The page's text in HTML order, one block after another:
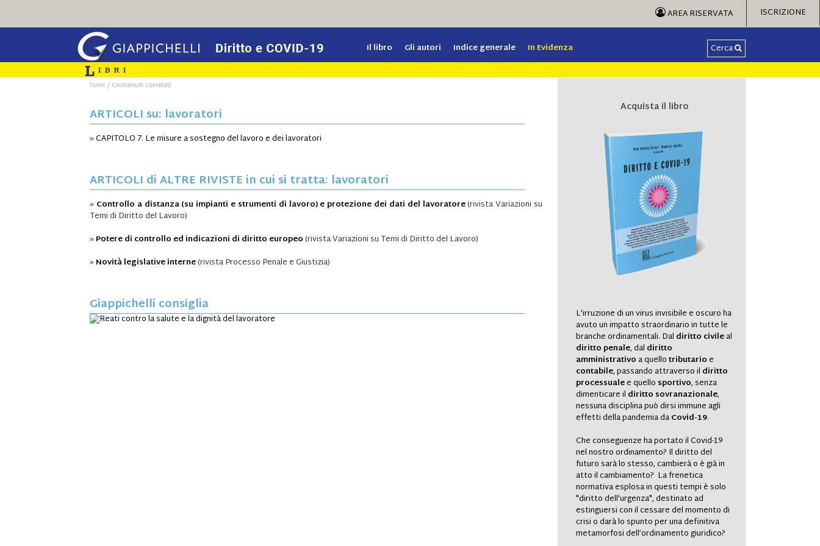
AREA RISERVATA ISCRIZIONE
Cerca
Il libro Gli autori Indice generale In Evidenza
Acquista il libro
L’irruzione di un virus invisibile e oscuro ha
avuto un impatto straordinario in tutte le
branche ordinamentali. Dal diritto civileal
diritto penale, dal diritto
amministrativoa quellotributarioe
contabile, passando attraverso il diritto
processualee quello sportivo, senza
dimenticare il diritto sovranazionale,
nessuna disciplina può dirsiimmuneagli
effetti della pandemia daCovid-19.
Che conseguenze ha portato il Covid-19
nel nostro ordinamento? Il diritto del
futuro sarà lo stesso, cambierà o è già in
atto il cambiamento? La frenetica
normativa esplosa in questi tempi è solo
"diritto dell’urgenza", destinato ad
estinguersi con il cessare del momento di
crisi o darà lo spunto per una definitiva
metamorfosi dell’ordinamento giuridico?
home / Contenuti correlati
ARTICOLI su: lavoratori
»CAPITOLO 7. Le misure a sostegno del lavoro e dei lavoratori
ARTICOLI di ALTRE RIVISTE in cui si tratta: lavoratori
» Controllo a distanza (su impianti e strumenti di lavoro) e protezione dei dati del lavoratore(rivista Variazioni su
Temi di Diritto del Lavoro)
»Potere di controllo ed indicazioni di diritto europeo(rivista Variazioni su Temi di Diritto del Lavoro)
»Novità legislative interne(rivista Processo Penale e Giustizia)
Giappichelli consiglia